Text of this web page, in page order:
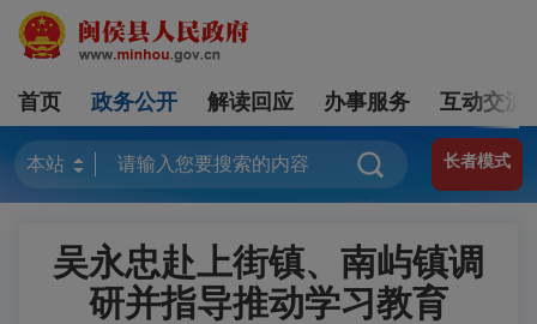
首页 政务公开 解读回应 办事服务 互动交流
长者模式
吴永忠赴上街镇、南屿镇调
研并指导推动学习教育